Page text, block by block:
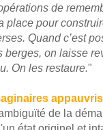
de
place pour
Quand c’est
berges, on laisse
On les restaure. "
appauvris
de la